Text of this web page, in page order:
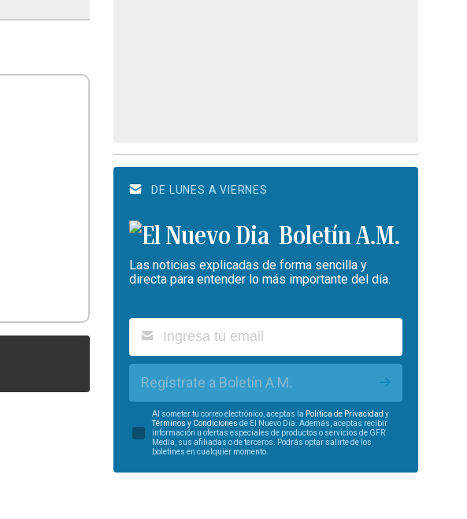
DE LUNES A VIERNES
Boletín A.M.
Las noticias explicadas de forma sencilla y
directa para entender lo más importante del día.
Regístrate a Boletín A.M.
Al someter tu correo electrónico, aceptas la Política de Privacidad y
Términos y Condiciones de El Nuevo Día. Además, aceptas recibir
información u ofertas especiales de productos o servicios de GFR
Media, sus afiliadas o de terceros. Podrás optar salirte de los
boletines en cualquier momento.